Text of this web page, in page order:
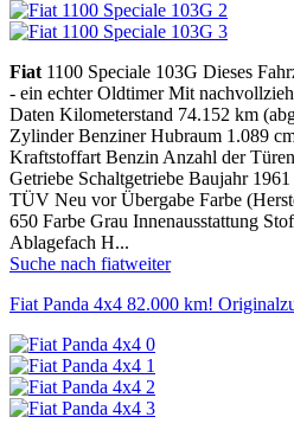
Fiat 1100 Speciale 103G Dieses
- ein echter Oldtimer Mit
Daten Kilometerstand 74.152 km
Zylinder Benziner Hubraum 1.089
Kraftstoffart Benzin Anzahl der
Getriebe Schaltgetriebe Baujahr
TÜV Neu vor Übergabe Farbe
650 Farbe Grau Innenausstattung
Ablagefach H...
Suche nach fiatweiter
Fiat Panda 4x4 82.000 km!